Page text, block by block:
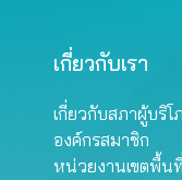
เกี่ยวกับเรา
เกี่ยวกับสภาผู้บริโ
องค์กรสมาชิก
หน่วยงานเขตพื้นที่